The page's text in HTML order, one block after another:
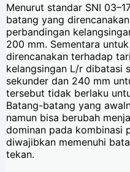
Menurut standar SNI
batang yang
perbandingan
200 mm. Sementara
direncanakan terhadap
kelangsingan L/r dibatasi
sekunder dan 240 mm
tersebut tidak berlaku
Batang-batang yang
namun bisa berubah
dominan pada kombinasi
diwajibkan memenuhi
tekan.